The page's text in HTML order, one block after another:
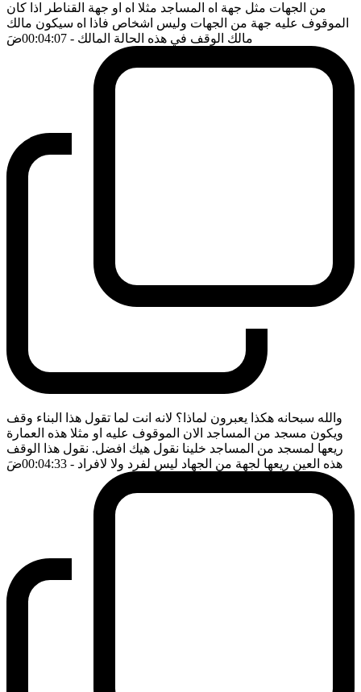
من الجهات مثل جهة اه المساجد مثلا اه او جهة القناطر اذا كان
الموقوف عليه جهة من الجهات وليس اشخاص فاذا اه سيكون مالك
مالك الوقف في هذه الحالة المالك - 00:04:07 ضَ
والله سبحانه هكذا يعبرون لماذا؟ لانه انت لما تقول هذا البناء وقف
ويكون مسجد من المساجد الان الموقوف عليه او مثلا هذه العمارة
ريعها لمسجد من المساجد خلينا نقول هيك افضل. نقول هذا الوقف
هذه العين ريعها لجهة من الجهاد ليس لفرد ولا لافراد - 00:04:33 ضَ